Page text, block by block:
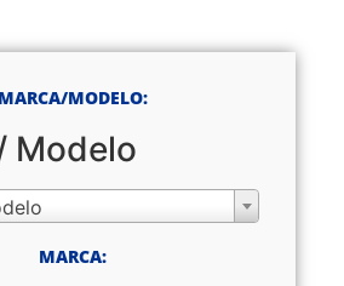
MARCA/MODELO:
Modelo
MARCA: